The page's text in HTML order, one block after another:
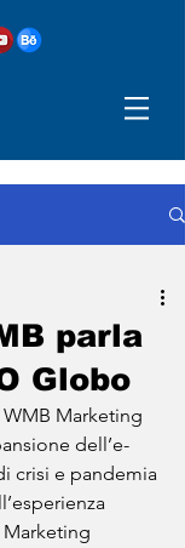
parla
Globo
Marketing
dell’e-
crisi e pandemia